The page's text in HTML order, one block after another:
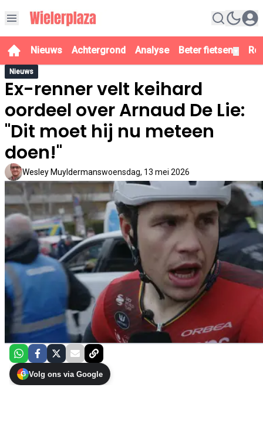
Nieuws Achtergrond Analyse Beter fietsen
Nieuws
Ex-renner velt keihard
oordeel over Arnaud De Lie:
"Dit moet hij nu meteen
doen!"
Wesley Muyldermanswoensdag, 13 mei 2026
G Volg ons via Google